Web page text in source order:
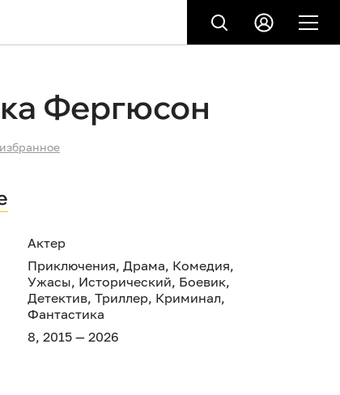
Фергюсон
Актер
Приключения, Драма, Комедия,
Ужасы, Исторический, Боевик,
Детектив, Триллер, Криминал,
Фантастика
8, 2015 — 2026